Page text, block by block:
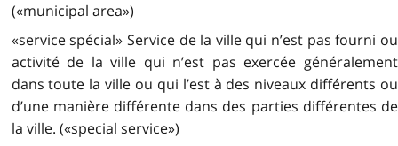
(«municipal area»)
«service spécial» Service de la ville qui n’est pas fourni ou
activité de la ville qui n’est pas exercée généralement
dans toute la ville ou qui l’est à des niveaux différents ou
d’une manière différente dans des parties différentes de
la ville. («special service»)